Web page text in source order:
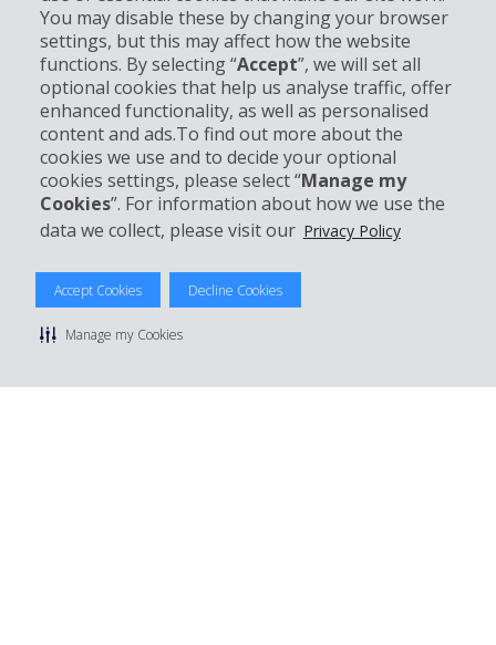
You may disable these by changing your browser
settings, but this may affect how the website
functions. By selecting “Accept”, we will set all
optional cookies that help us analyse traffic, offer
enhanced functionality, as well as personalised
content and ads.To find out more about the
cookies we use and to decide your optional
cookies settings, please select “Manage my
Cookies”. For information about how we use the
data we collect, please visit our Privacy Policy
Accept Cookies Decline Cookies
Manage my Cookies
Bedrijf
Klantenservice
Boek bij Hertz
© 2026 The Hertz System, Inc.
Privacybeleid | Gebruiksvoorwaarden |
Sitemap